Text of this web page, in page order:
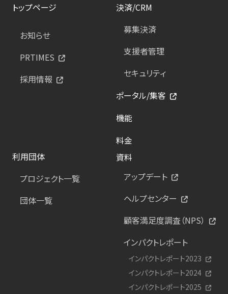
トップページ
お知らせ
PRTIMES
採用情報
決済/CRM
募集決済
支援者管理
セキュリティ
ポータル/集客
機能
料金
利用団体
プロジェクト一覧
団体一覧
資料
アップデート
ヘルプセンター
顧客満足度調査（NPS）
インパクトレポート
インパクトレポート2023
インパクトレポート2024
インパクトレポート2025